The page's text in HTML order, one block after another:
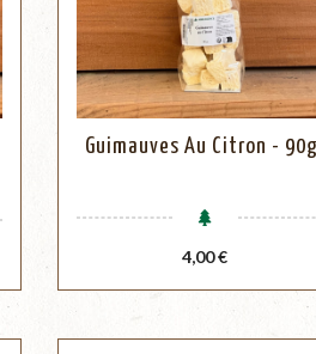
Guimauves Au Citron -
Prix
4,00 €